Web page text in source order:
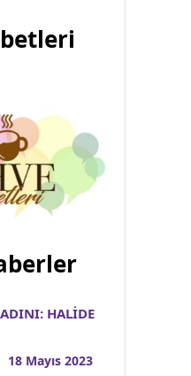
HALİDE
18 Mayıs 2023